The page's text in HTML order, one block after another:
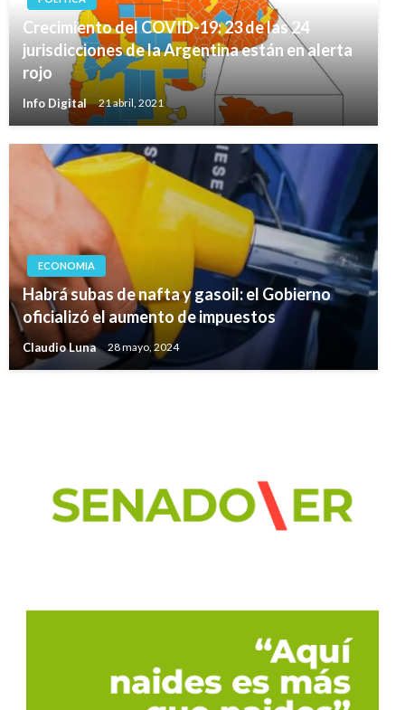
Crecimiento del COVID-19: 23 de las 24
jurisdicciones de la Argentina están en alerta
rojo
Info Digital 21 abril, 2021
ECONOMIA
Habrá subas de nafta y gasoil: el Gobierno
oficializó el aumento de impuestos
Claudio Luna 28 mayo, 2024